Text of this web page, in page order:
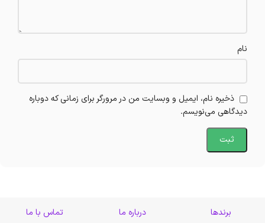
نام
ذخیره نام، ایمیل و وبسایت من در مرورگر برای زمانی که دوباره
دیدگاهی می‌نویسم.
برندها درباره ما تماس با ما